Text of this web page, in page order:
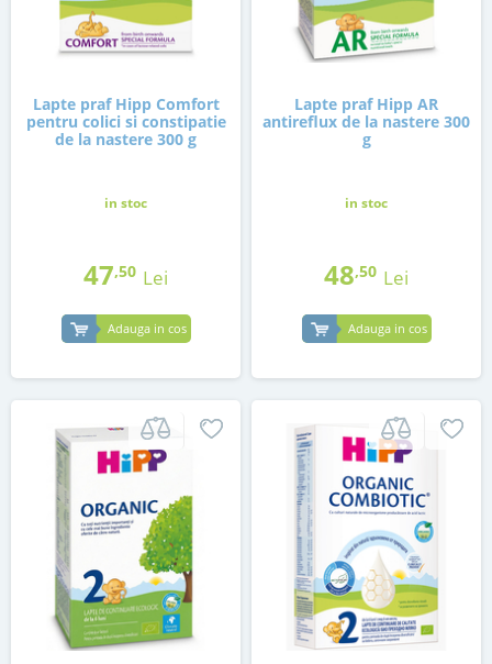
Lapte praf Hipp Comfort
pentru colici si constipatie
de la nastere 300 g
in stoc
47,50 Lei
Adauga in cos
Lapte praf Hipp AR
antireflux de la nastere 300
g
in stoc
48,50 Lei
Adauga in cos